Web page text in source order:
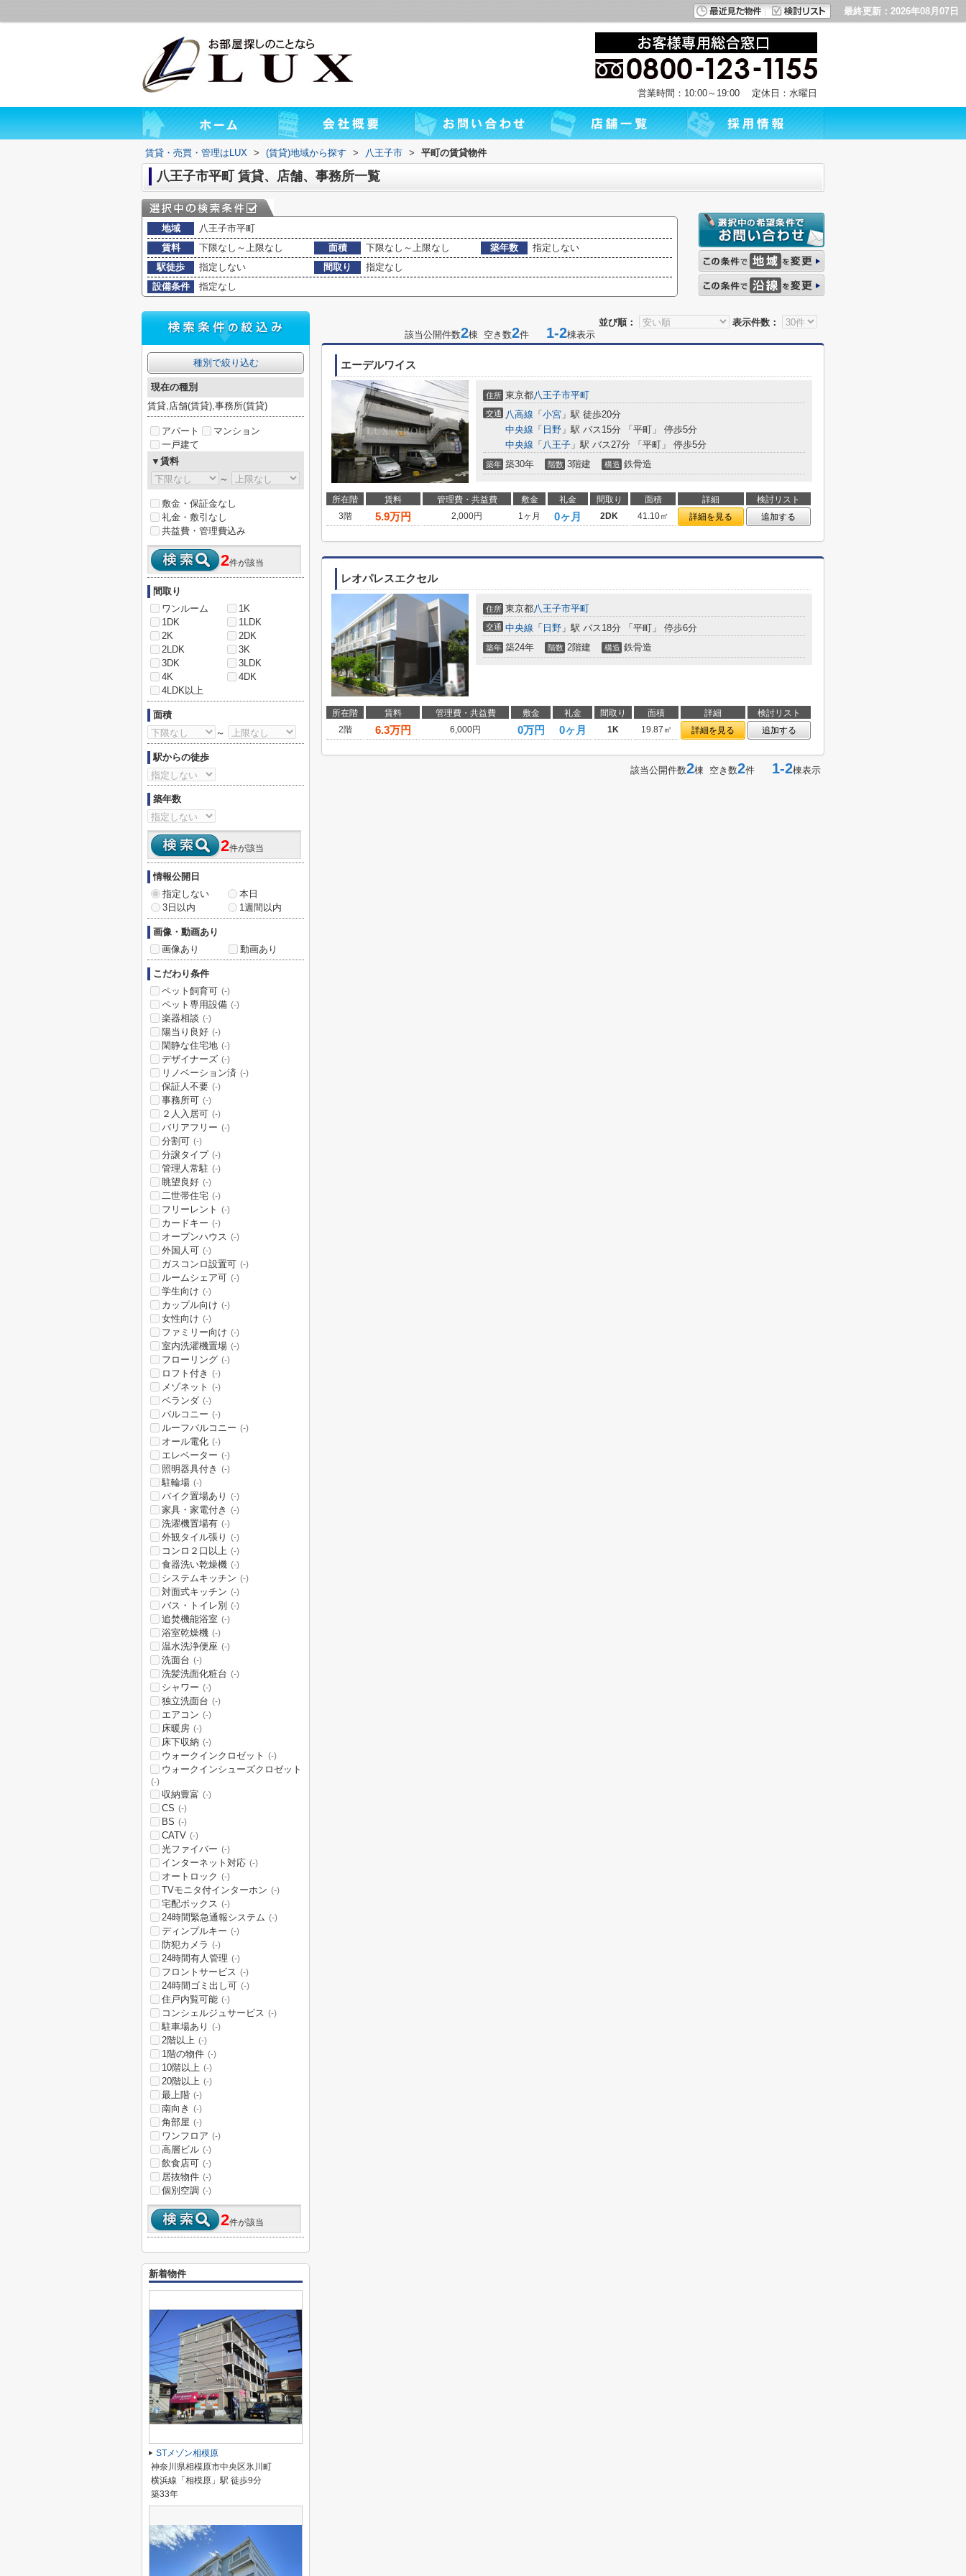
最終更新：2026年08月07日
営業時間：10:00～19:00 定休日：水曜日
賃貸・売買・管理はLUX > (賃貸)地域から探す > 八王子市 > 平町の賃貸物件
八王子市平町 賃貸、店舗、事務所一覧
地域
八王子市平町
賃料
下限なし～上限なし 面積 下限なし～上限なし 築年数
指定しない
駅徒歩
指定しない 間取り
指定なし
設備条件
指定なし
並び順：
表示件数：
該当公開件数2棟 空き数2件 1-2棟表示
エーデルワイス
住所 東京都八王子市平町
交通 八高線 「 小宮 」駅 徒歩20分
中央線 「 日野 」駅 バス15分 「平町」 停歩5分
中央線 「 八王子 」駅 バス27分 「平町」 停歩5分
築年 築30年 階数 3階建 構造 鉄骨造
所在階 賃料 管理費・共益費 敷金 礼金 間取り 面積 詳細
検討リスト
3階
5.9万円 2,000円 1ヶ月 0ヶ月 2DK 41.10㎡ 詳細を見る 追加する
レオパレスエクセル
住所 東京都八王子市平町
交通 中央線 「 日野 」駅 バス18分 「平町」 停歩6分
築年 築24年 階数 2階建 構造 鉄骨造
所在階 賃料 管理費・共益費 敷金 礼金 間取り 面積 詳細
検討リスト
2階
6.3万円 6,000円 0万円 0ヶ月 1K 19.87㎡ 詳細を見る 追加する
該当公開件数2棟 空き数2件 1-2棟表示
種別で絞り込む
現在の種別
賃貸,店舗(賃貸),事務所(賃貸)
アパート
マンション
一戸建て
▼賃料
～
敷金・保証金なし
礼金・敷引なし
共益費・管理費込み
2件が該当
間取り
ワンルーム
1K
1DK
1LDK
2K
2DK
2LDK
3K
3DK
3LDK
4K
4DK
4LDK以上
面積
～
駅からの徒歩
築年数
2件が該当
情報公開日
指定しない
本日
3日以内
1週間以内
画像・動画あり
画像あり
動画あり
こだわり条件
ペット飼育可 (-)
ペット専用設備 (-)
楽器相談 (-)
陽当り良好 (-)
閑静な住宅地 (-)
デザイナーズ (-)
リノベーション済 (-)
保証人不要 (-)
事務所可 (-)
２人入居可 (-)
バリアフリー (-)
分割可 (-)
分譲タイプ (-)
管理人常駐 (-)
眺望良好 (-)
二世帯住宅 (-)
フリーレント (-)
カードキー (-)
オープンハウス (-)
外国人可 (-)
ガスコンロ設置可 (-)
ルームシェア可 (-)
学生向け (-)
カップル向け (-)
女性向け (-)
ファミリー向け (-)
室内洗濯機置場 (-)
フローリング (-)
ロフト付き (-)
メゾネット (-)
ベランダ (-)
バルコニー (-)
ルーフバルコニー (-)
オール電化 (-)
エレベーター (-)
照明器具付き (-)
駐輪場 (-)
バイク置場あり (-)
家具・家電付き (-)
洗濯機置場有 (-)
外観タイル張り (-)
コンロ２口以上 (-)
食器洗い乾燥機 (-)
システムキッチン (-)
対面式キッチン (-)
バス・トイレ別 (-)
追焚機能浴室 (-)
浴室乾燥機 (-)
温水洗浄便座 (-)
洗面台 (-)
洗髪洗面化粧台 (-)
シャワー (-)
独立洗面台 (-)
エアコン (-)
床暖房 (-)
床下収納 (-)
ウォークインクロゼット (-)
ウォークインシューズクロゼット
(-)
収納豊富 (-)
CS (-)
BS (-)
CATV (-)
光ファイバー (-)
インターネット対応 (-)
オートロック (-)
TVモニタ付インターホン (-)
宅配ボックス (-)
24時間緊急通報システム (-)
ディンプルキー (-)
防犯カメラ (-)
24時間有人管理 (-)
フロントサービス (-)
24時間ゴミ出し可 (-)
住戸内覧可能 (-)
コンシェルジュサービス (-)
駐車場あり (-)
2階以上 (-)
1階の物件 (-)
10階以上 (-)
20階以上 (-)
最上階 (-)
南向き (-)
角部屋 (-)
ワンフロア (-)
高層ビル (-)
飲食店可 (-)
居抜物件 (-)
個別空調 (-)
2件が該当
新着物件
STメゾン相模原
神奈川県相模原市中央区氷川町
横浜線「相模原」駅 徒歩9分
築33年